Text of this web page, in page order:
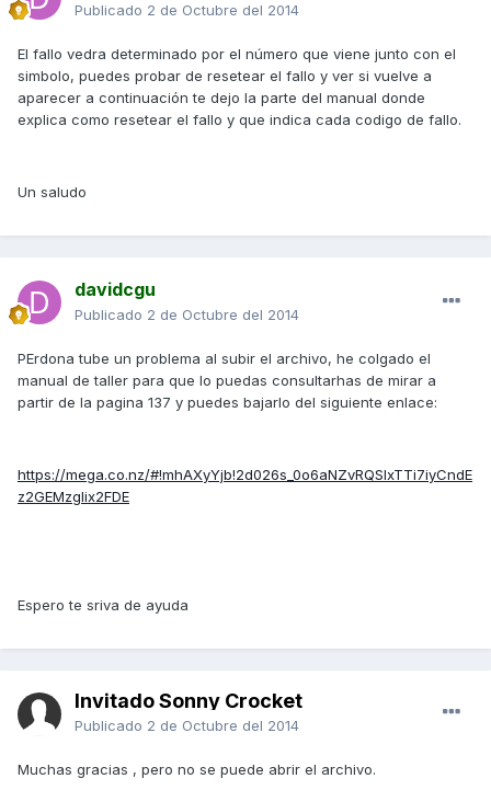
Publicado 2 de Octubre del 2014
El fallo vedra determinado por el número que viene junto con el
simbolo, puedes probar de resetear el fallo y ver si vuelve a
aparecer a continuación te dejo la parte del manual donde
explica como resetear el fallo y que indica cada codigo de fallo.
Un saludo
davidcgu
Publicado 2 de Octubre del 2014
PErdona tube un problema al subir el archivo, he colgado el
manual de taller para que lo puedas consultarhas de mirar a
partir de la pagina 137 y puedes bajarlo del siguiente enlace:
https://mega.co.nz/#!mhAXyYjb!2d026s_0o6aNZvRQSlxTTi7iyCndE
z2GEMzglix2FDE
Espero te sriva de ayuda
Invitado Sonny Crocket
Publicado 2 de Octubre del 2014
Muchas gracias , pero no se puede abrir el archivo.